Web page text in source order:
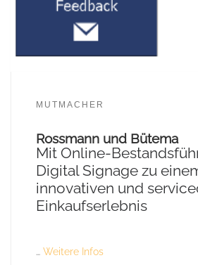
MUTMACHER
Rossmann und Bütema
Mit Online-
Digital Signage zu
innovativen und
Einkaufserlebnis
… Weitere Infos